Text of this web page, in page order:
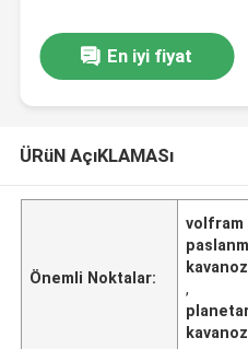
En iyi fiyat
ÜRüN AçıKLAMASı
Önemli Noktalar:
volfram
,